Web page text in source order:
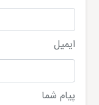
ایمیل
پیام شما